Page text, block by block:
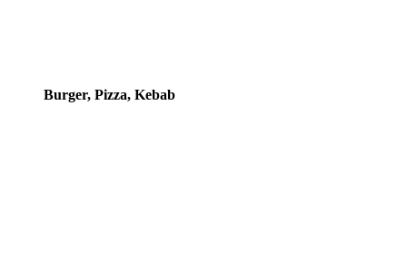
Burger, Pizza, Kebab